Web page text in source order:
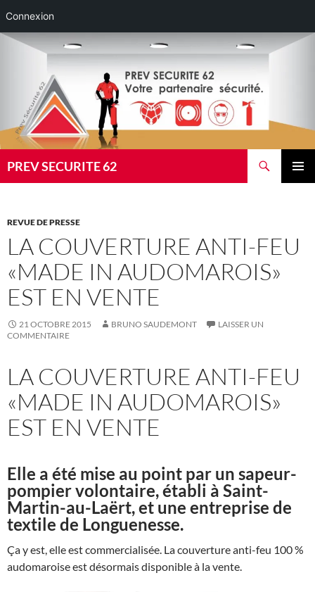
Connexion
Aller
PREV SECURITE 62
REVUE DE PRESSE
LA COUVERTURE ANTI-FEU
«MADE IN AUDOMAROIS»
EST EN VENTE
21 OCTOBRE 2015 BRUNO SAUDEMONT
LAISSER UN
COMMENTAIRE
LA COUVERTURE ANTI-FEU
«MADE IN AUDOMAROIS»
EST EN VENTE
Elle a été mise au point par un sapeur-
pompier volontaire, établi à Saint-
Martin-au-Laërt, et une entreprise de
textile de Longuenesse.
Ça y est, elle est commercialisée. La couverture anti-feu 100 %
audomaroise est désormais disponible à la vente.